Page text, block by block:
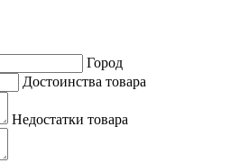
Город
Достоинства товара
Недостатки товара